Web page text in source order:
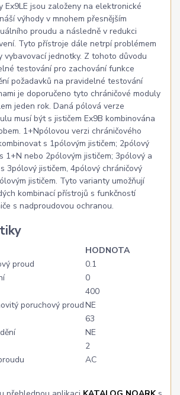
Ex9LE jsou založeny na elektronické
výhody v mnohem přesnějším
proudu a následně v redukci
Tyto přístroje dále netrpí problémem
vybavovací jednotky. Z tohoto důvodu
testování pro zachování funkce
požadavků na pravidelné testování
je doporučeno tyto chráničové moduly
jeden rok. Daná pólová verze
musí být s jističem Ex9B kombinována
1+Npólovou verzi chráničového
s 1pólovým jističem; 2pólový
1+N nebo 2pólovým jističem; 3pólový a
3pólový jističem, 4pólový chráničový
jističem. Tyto varianty umožňují
kombinací přístrojů s funkčností
s nadproudovou ochranou.
HODNOTA
proud
0.1
0
400
poruchový proudNE
63
NE
2
AC